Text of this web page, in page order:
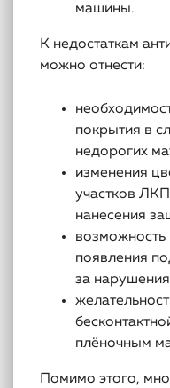
машины.
К недостаткам
можно отнести:
покрытия в
недорогих
изменения
участков ЛКП
нанесения
возможность
появления
за
плёночным
Помимо этого,